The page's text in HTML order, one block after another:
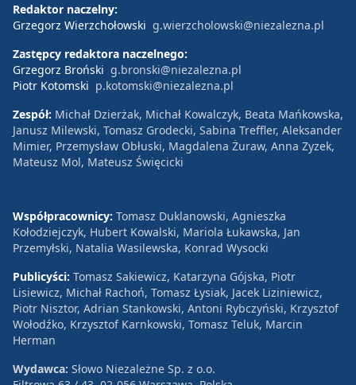
Redaktor naczelny:
Grzegorz Wierzchołowski g.wierzcholowski@niezalezna.pl
Zastępcy redaktora naczelnego:
Grzegorz Broński g.bronski@niezalezna.pl
Piotr Kotomski p.kotomski@niezalezna.pl
Zespół: Michał Dzierżak, Michał Kowalczyk, Beata Mańkowska,
Janusz Milewski, Tomasz Grodecki, Sabina Treffler, Aleksander
Mimier, Przemysław Obłuski, Magdalena Żuraw, Anna Zyzek,
Mateusz Mol, Mateusz Święcicki
Współpracownicy: Tomasz Duklanowski, Agnieszka
Kołodziejczyk, Hubert Kowalski, Mariola Łukawska, Jan
Przemyłski, Natalia Wasilewska, Konrad Wysocki
Publicyści: Tomasz Sakiewicz, Katarzyna Gójska, Piotr
Lisiewicz, Michał Rachoń, Tomasz Łysiak, Jacek Liziniewicz,
Piotr Nisztor, Adrian Stankowski, Antoni Rybczyński, Krzysztof
Wołodźko, Krzysztof Karnkowski, Tomasz Teluk, Marcin
Herman
Wydawca: Słowo Niezależne Sp. z o.o.